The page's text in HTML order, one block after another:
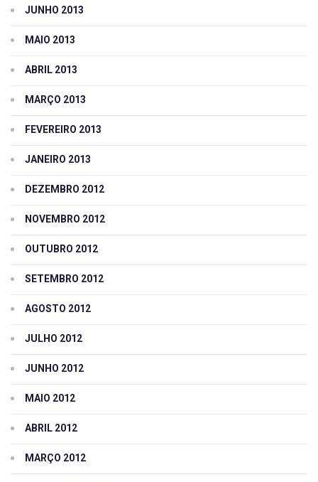
JUNHO 2013
MAIO 2013
ABRIL 2013
MARÇO 2013
FEVEREIRO 2013
JANEIRO 2013
DEZEMBRO 2012
NOVEMBRO 2012
OUTUBRO 2012
SETEMBRO 2012
AGOSTO 2012
JULHO 2012
JUNHO 2012
MAIO 2012
ABRIL 2012
MARÇO 2012